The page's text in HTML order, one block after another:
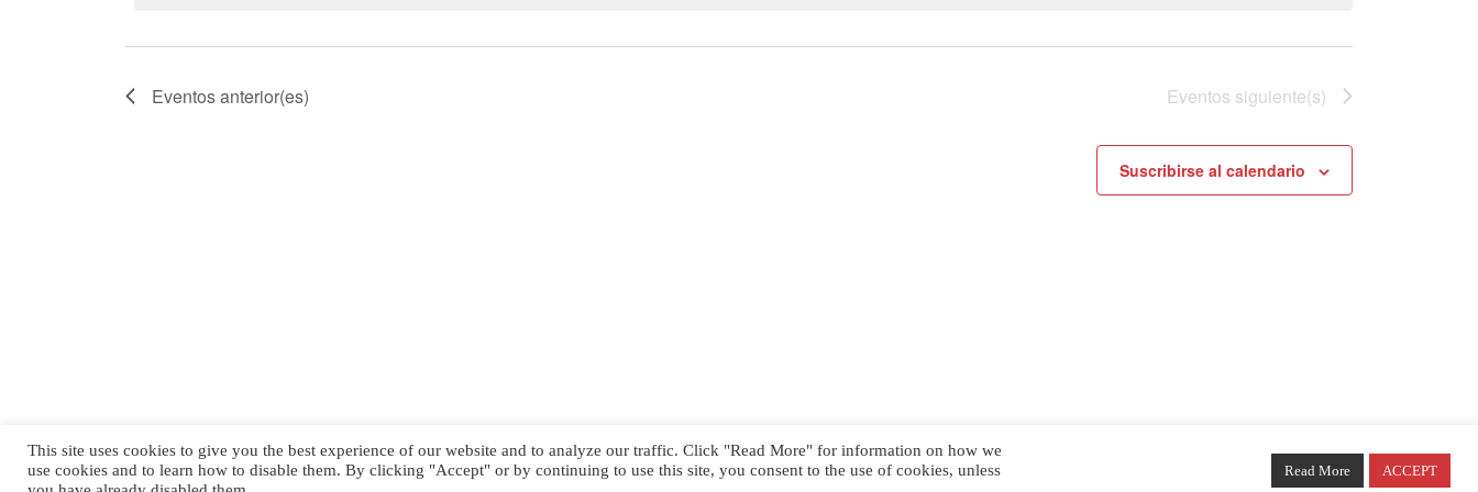
Eventosanterior(es) Eventos siguiente(s)
Suscribirse al calendario
© 2026 Courage International, Inc. All rights reserved
This site uses cookies to give you the best experience of our website and to analyze our traffic. Click "Read More" for information on how we
use cookies and to learn how to disable them. By clicking "Accept" or by continuing to use this site, you consent to the use of cookies, unless
Read More ACCEPT